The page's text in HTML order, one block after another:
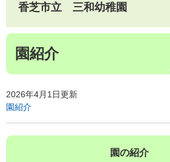
文
香芝市立 三和幼稚園
本
園紹介
2026年4月1日更新
園紹介
園の紹介